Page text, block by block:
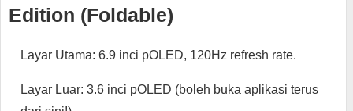
Edition (Foldable)
Layar Utama: 6.9 inci pOLED, 120Hz refresh rate.
Layar Luar: 3.6 inci pOLED (boleh buka aplikasi terus